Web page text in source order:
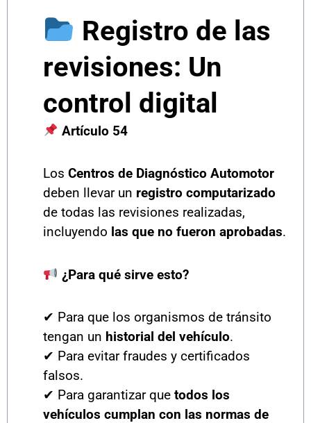
Registro de las
revisiones: Un
control digital
Artículo 54
Los Centros de Diagnóstico Automotor
deben llevar un registro computarizado
de todas las revisiones realizadas,
incluyendo las que no fueron aprobadas.
¿Para qué sirve esto?
✔ Para que los organismos de tránsito
tengan un historial del vehículo.
✔ Para evitar fraudes y certificados
falsos.
✔ Para garantizar que todos los
vehículos cumplan con las normas de